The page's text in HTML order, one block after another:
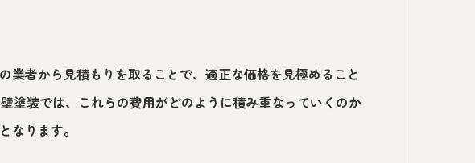
業者から見積もりを取ることで、適正な価格を見極めること
塗装では、これらの費用がどのように積み重なっていくのか
なります。